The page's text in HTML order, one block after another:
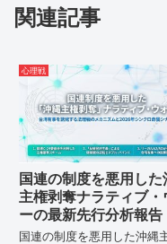
関連記事
心理戦
国連の制度を悪用した
主権剥奪ナラティブ・
ーの最新先行分析報告
国連の制度を悪用した沖縄